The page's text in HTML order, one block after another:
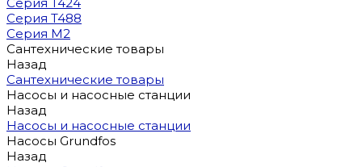
Серия T488
Серия М2
Сантехнические товары
Назад
Сантехнические товары
Насосы и насосные станции
Назад
Насосы и насосные станции
Насосы Grundfos
Назад